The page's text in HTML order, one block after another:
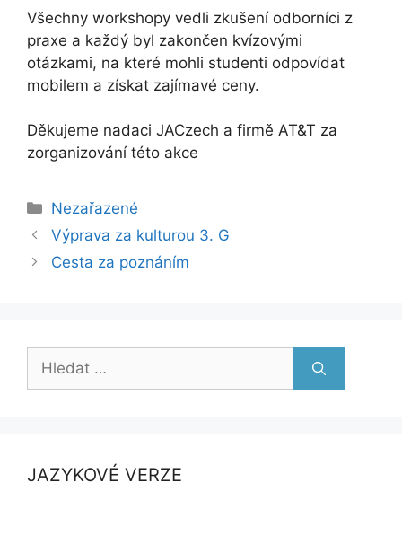
Všechny workshopy vedli zkušení odborníci z
praxe a každý byl zakončen kvízovými
otázkami, na které mohli studenti odpovídat
mobilem a získat zajímavé ceny.
Děkujeme nadaci JACzech a firmě AT&T za
zorganizování této akce
Rubriky
Nezařazené
Výprava za kulturou 3. G
Cesta za poznáním
Hledat:
JAZYKOVÉ VERZE